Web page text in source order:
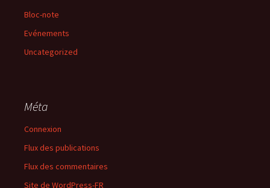
Bloc-note
Evénements
Uncategorized
Méta
Connexion
Flux des publications
Flux des commentaires
Site de WordPress-FR